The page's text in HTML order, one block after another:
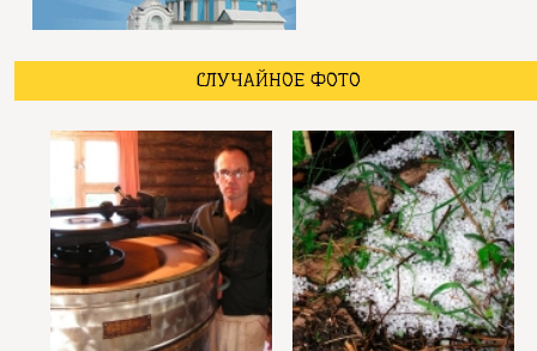
СЛУЧАЙНОЕ ФОТО